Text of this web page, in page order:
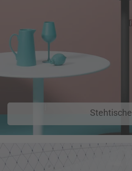
Stehtische